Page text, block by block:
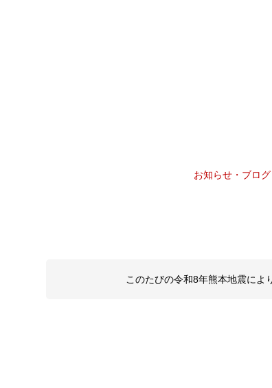
お知らせ・ブログ
このたびの令和8年熊本地震によ